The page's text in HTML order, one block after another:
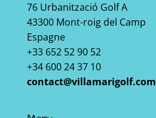
76 Urbanització Golf A
43300 Mont-roig del Camp
Espagne
+33 652 52 90 52
+34 600 24 37 10
contact@villamarigolf.com